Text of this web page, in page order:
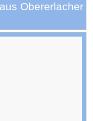
Obererlacher